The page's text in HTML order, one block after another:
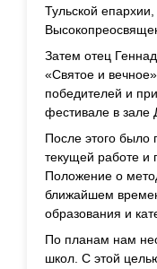
Тульской
Затем отец
«Святое и
победителей и
фестивале в зале
После этого было
текущей работе и
Положение о
ближайшем
образования и
По планам нам
школ. С этой